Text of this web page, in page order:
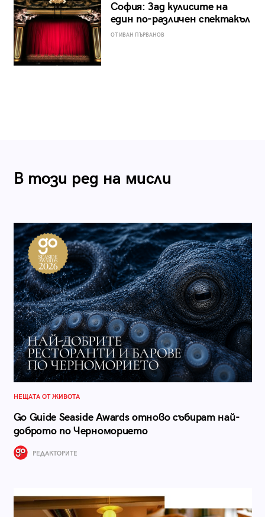
София: Зад кулисите на
един по-различен спектакъл
ОТ ИВАН ПЪРВАНОВ
В този ред на мисли
НЕЩАТА ОТ ЖИВОТА
Go Guide Seaside Awards отново събират най-
доброто по Черноморието
РЕДАКТОРИТЕ